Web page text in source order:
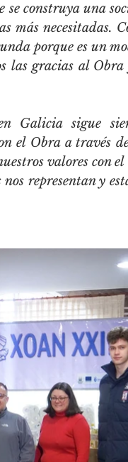
se construya una
más necesitadas.
porque es un
las gracias al
Galicia sigue
el Obra a través
valores con
representan y